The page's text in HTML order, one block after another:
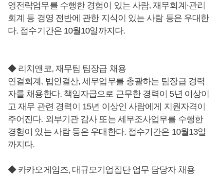
영전략업무를 수행한 경험이 있는 사람, 재무회계·관리
회계 등 경영 전반에 관한 지식이 있는 사람 등은 우대한
다. 접수기간은 10월10일까지다.
◆ 리치앤코, 재무팀 팀장급 채용
연결회계, 법인결산, 세무업무를 총괄하는 팀장급 경력
자를 채용한다. 책임자급으로 근무한 경력이 5년 이상이
고 재무 관련 경력이 15년 이상인 사람에게 지원자격이
주어진다. 외부기관 감사 또는 세무조사업무를 수행한
경험이 있는 사람 등은 우대한다. 접수기간은 10월13일
까지다.
◆ 카카오게임즈, 대규모기업집단 업무 담당자 채용